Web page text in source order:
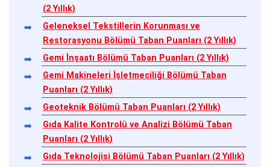
(2 Yıllık)
Geleneksel Tekstillerin Korunması ve
Restorasyonu Bölümü Taban Puanları (2 Yıllık)
Gemi İnşaatı Bölümü Taban Puanları (2 Yıllık)
Gemi Makineleri İşletmeciliği Bölümü Taban
Puanları (2 Yıllık)
Geoteknik Bölümü Taban Puanları (2 Yıllık)
Gıda Kalite Kontrolü ve Analizi Bölümü Taban
Puanları (2 Yıllık)
Gıda Teknolojisi Bölümü Taban Puanları (2 Yıllık)